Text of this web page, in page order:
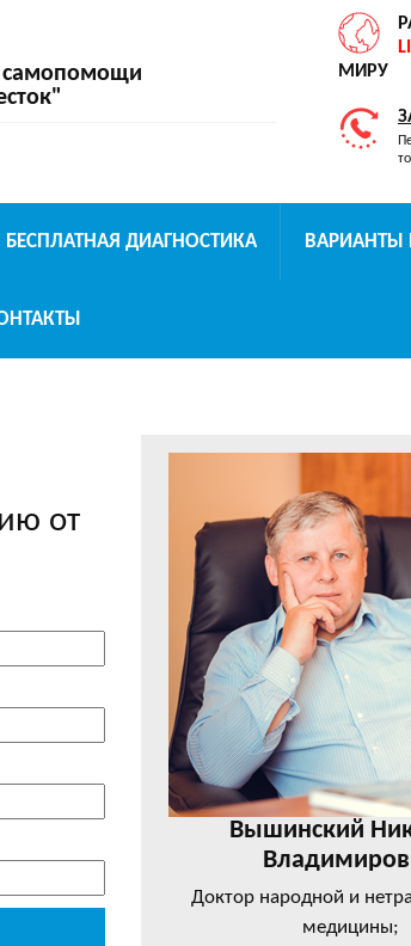
самопомощи
МИРУ
БЕСПЛАТНАЯ ДИАГНОСТИКА ВАРИАНТЫ
от
Вышинский
Доктор народной и
медицины;